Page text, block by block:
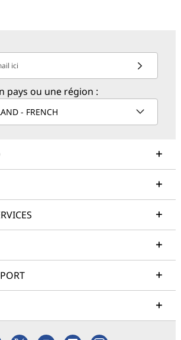
ici
pays ou une région :
- FRENCH